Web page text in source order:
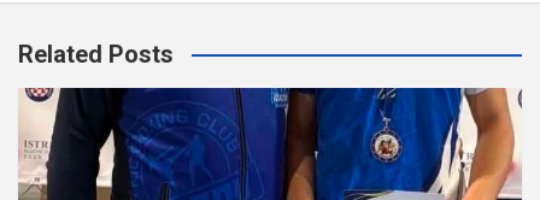
Related Posts